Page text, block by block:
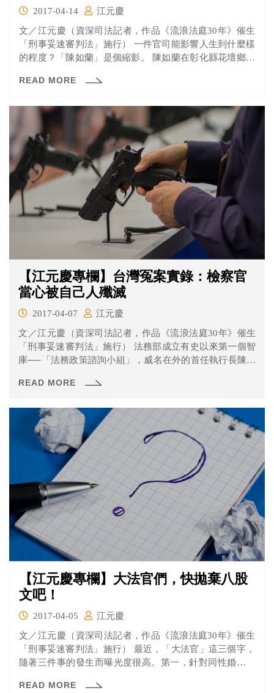
2017-04-14
江元慶
文／江元慶（資深司法記者，作品《流浪法庭30年》催生
「刑事妥速審判法」施行） 一件官司能影響人生到什麼樣
的程度？「陳如蘭」是個縮影。 陳如蘭在彰化縣花壇鄉一
READ MORE
【江元慶專欄】台灣冤案實錄：檢察官
當心被自己人殲滅
2017-04-07
江元慶
文／江元慶（資深司法記者，作品《流浪法庭30年》催生
「刑事妥速審判法」施行） 法務部成立有史以來第一個智
庫──「法務政策諮詢小組」，威名在外的首任執行長陳瑞
READ MORE
【江元慶專欄】大法官們，快拋棄八股
文吧！
2017-04-05
江元慶
文／江元慶（資深司法記者，作品《流浪法庭30年》催生
「刑事妥速審判法」施行） 最近，「大法官」這三個字，
隨著三件事的發生而曝光度很高。第一，針對同性婚姻釋
READ MORE